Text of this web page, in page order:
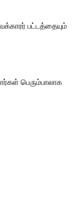
பட்டத்தையும்
பெரும்பாலாக